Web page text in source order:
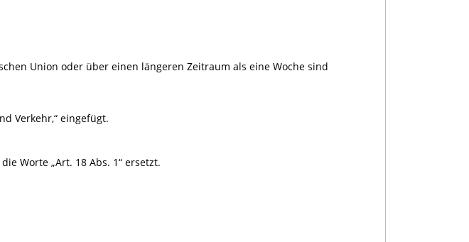
Union oder über einen längeren Zeitraum als eine Woche sind
Verkehr,“ eingefügt.
Worte „Art. 18 Abs. 1“ ersetzt.